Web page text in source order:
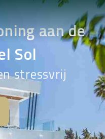
aan de
Sol
stressvrij